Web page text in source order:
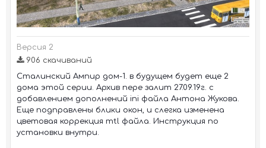
Версия 2
906 скачиваний
Сталинский Ампир дом-1. в будущем будет еще 2
дома этой серии. Архив пере залит 27.09.19г. с
добавлением дополнений ini файла Антона Жукова.
Еще подправлены блики окон, и слегка изменена
цветовая коррекция mtl файла. Инструкция по
установки внутри.